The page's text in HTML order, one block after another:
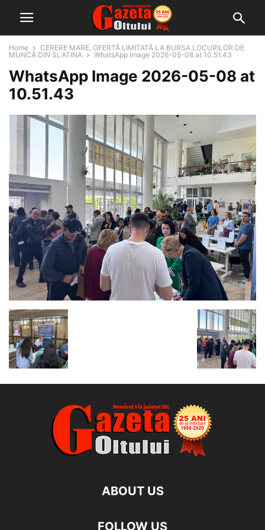
Home
CERERE MARE, OFERTĂ LIMITATĂ LA BURSA LOCURILOR DE
MUNCĂ DIN SLATINA
WhatsApp Image 2026-05-08 at 10.51.43
WhatsApp Image 2026-05-08 at
10.51.43
ABOUT US
FOLLOW US